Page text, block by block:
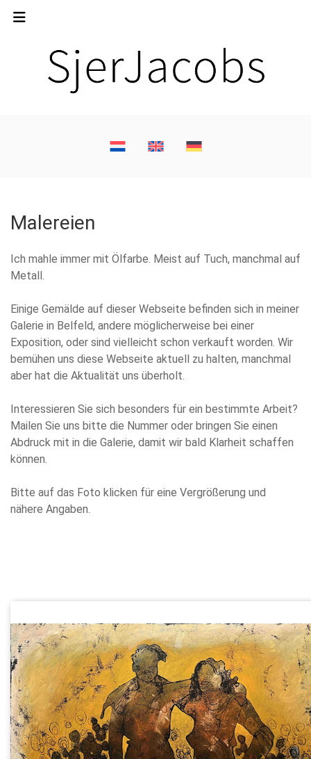
Malereien
Ich mahle immer mit Ölfarbe. Meist auf Tuch, manchmal auf
Metall.
Einige Gemälde auf dieser Webseite befinden sich in meiner
Galerie in Belfeld, andere möglicherweise bei einer
Exposition, oder sind vielleicht schon verkauft worden. Wir
bemühen uns diese Webseite aktuell zu halten, manchmal
aber hat die Aktualität uns überholt.
Interessieren Sie sich besonders für ein bestimmte Arbeit?
Mailen Sie uns bitte die Nummer oder bringen Sie einen
Abdruck mit in die Galerie, damit wir bald Klarheit schaffen
können.
Bitte auf das Foto klicken für eine Vergrößerung und
nähere Angaben.